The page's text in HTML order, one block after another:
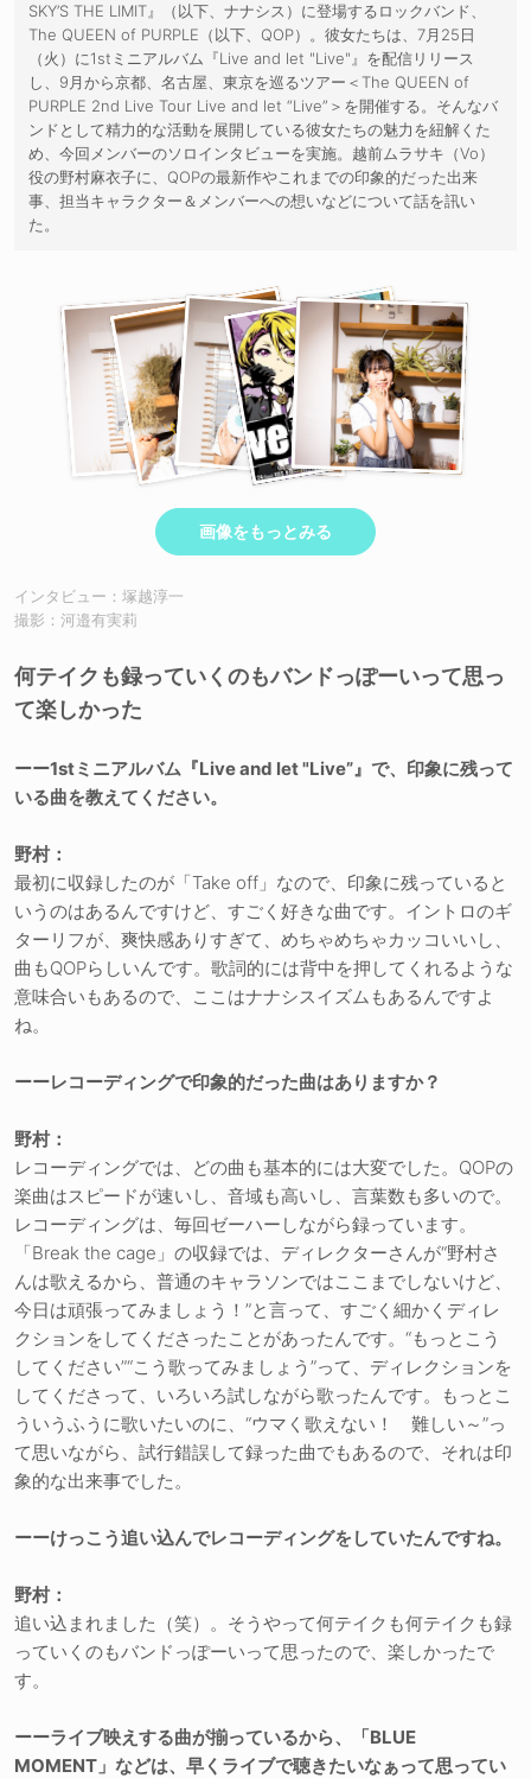
SKY’S THE LIMIT』（以下、ナナシス）に登場するロックバンド、
The QUEEN of PURPLE（以下、QOP）。彼女たちは、7月25日
（火）に1stミニアルバム『Live and let "Live"』を配信リリース
し、9月から京都、名古屋、東京を巡るツアー＜The QUEEN of
PURPLE 2nd Live Tour Live and let “Live”＞を開催する。そんなバ
ンドとして精力的な活動を展開している彼女たちの魅力を紐解くた
め、今回メンバーのソロインタビューを実施。越前ムラサキ（Vo）
役の野村麻衣子に、QOPの最新作やこれまでの印象的だった出来
事、担当キャラクター＆メンバーへの想いなどについて話を訊い
た。
画像をもっとみる
インタビュー：塚越淳一
撮影：河邉有実莉
何テイクも録っていくのもバンドっぽーいって思っ
て楽しかった
ーー1stミニアルバム『Live and let "Live”』で、印象に残って
いる曲を教えてください。
野村：
最初に収録したのが「Take off」なので、印象に残っていると
いうのはあるんですけど、すごく好きな曲です。イントロのギ
ターリフが、爽快感ありすぎて、めちゃめちゃカッコいいし、
曲もQOPらしいんです。歌詞的には背中を押してくれるような
意味合いもあるので、ここはナナシスイズムもあるんですよ
ね。
ーーレコーディングで印象的だった曲はありますか？
野村：
レコーディングでは、どの曲も基本的には大変でした。QOPの
楽曲はスピードが速いし、音域も高いし、言葉数も多いので。
レコーディングは、毎回ゼーハーしながら録っています。
「Break the cage」の収録では、ディレクターさんが“野村さ
んは歌えるから、普通のキャラソンではここまでしないけど、
今日は頑張ってみましょう！”と言って、すごく細かくディレ
クションをしてくださったことがあったんです。“もっとこう
してください”“こう歌ってみましょう”って、ディレクションを
してくださって、いろいろ試しながら歌ったんです。もっとこ
ういうふうに歌いたいのに、“ウマく歌えない！ 難しい～”っ
て思いながら、試行錯誤して録った曲でもあるので、それは印
象的な出来事でした。
ーーけっこう追い込んでレコーディングをしていたんですね。
野村：
追い込まれました（笑）。そうやって何テイクも何テイクも録
っていくのもバンドっぽーいって思ったので、楽しかったで
す。
ーーライブ映えする曲が揃っているから、「BLUE
MOMENT」などは、早くライブで聴きたいなぁって思ってい